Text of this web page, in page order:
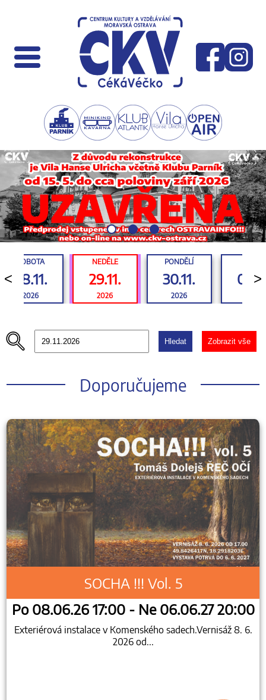
<
SOBOTA
28.11.
2026
NEDĚLE
29.11.
2026
PONDĚLÍ
30.11.
2026
>
Hledat Zobrazit vše
Doporučujeme
SOCHA !!! Vol. 5
Po 08.06.26 17:00 - Ne 06.06.27 20:00
Exteriérová instalace v Komenského sadech.Vernisáž 8. 6.
2026 od...